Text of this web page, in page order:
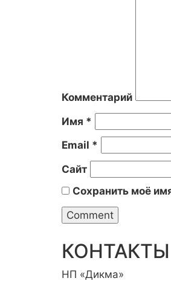
Комментарий
Имя *
Email *
Сайт
Сохранить моё
КОНТАКТЫ
НП «Дикма»